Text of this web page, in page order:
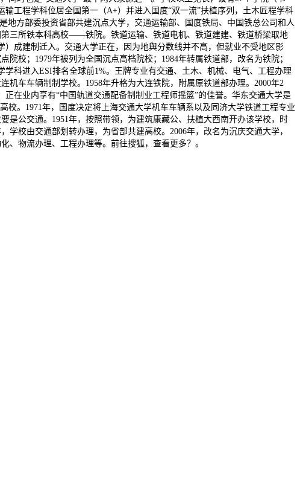
工程学科位居全国第一（A+）并进入国度“双一流”扶植序列，土木匠程学科
方部委投资省部共建沉点大学，交通运输部、国度铁局、中国铁总公司和人
三所铁本科高校——铁院。铁道运输、铁道电机、铁道建建、铁道桥梁取地
成建制迁入。交通大学正在，因为地舆分数线并不高，但就业不受地区影
校；1979年被列为全国沉点高档院校；1984年转属铁道部，改名为铁院；
科进入ESI排名全球前1%。王牌专业有交通、土木、机械、电气、工程办理
车车辆制制学校。1958年升格为大连铁院，附属原铁道部办理。2000年2
在业内享有“中国轨道交通配备制制业工程师摇篮”的佳誉。华东交通大学是
。1971年，国度决定将上海交通大学机车车辆系以及同济大学铁道工程专业
是公交通。1951年，按照带领，为建筑康藏公、扶植大西南开办该学校，时
校由交通部划转办理，为省部共建高校。2006年，改名为沉庆交通大学，
、物流办理、工程办理等。前往搜狐，查看更多？。